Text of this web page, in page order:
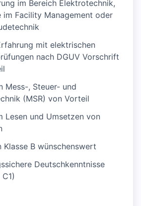
im Bereich Elektrotechnik,
im Facility Management oder
mit elektrischen
nach DGUV Vorschrift
Mess-, Steuer- und
(MSR) von Vorteil
Lesen und Umsetzen von
Klasse B wünschenswert
Deutschkenntnisse